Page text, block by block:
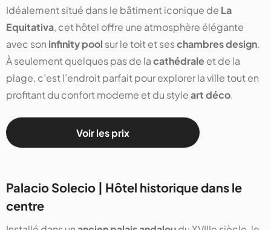
Idéalement situé dans le bâtiment iconique de La
Equitativa, cet hôtel offre une atmosphère élégante
avec son infinity pool sur le toit et seschambres design.
À seulement quelques pas de lacathédraleet de la
plage, c’est l’endroit parfait pour explorer la ville tout en
profitant du confort moderne et du styleart déco.
Voir les prix
Palacio Solecio | Hôtel historique dans le
centre